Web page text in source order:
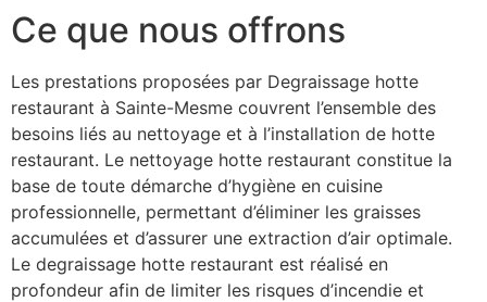
Ce que nous offrons
Les prestations proposées par Degraissage hotte
restaurant à Sainte-Mesme couvrent l’ensemble des
besoins liés au nettoyage et à l’installation de hotte
restaurant. Le nettoyage hotte restaurant constitue la
base de toute démarche d’hygiène en cuisine
professionnelle, permettant d’éliminer les graisses
accumulées et d’assurer une extraction d’air optimale.
Le degraissage hotte restaurant est réalisé en
profondeur afin de limiter les risques d’incendie et